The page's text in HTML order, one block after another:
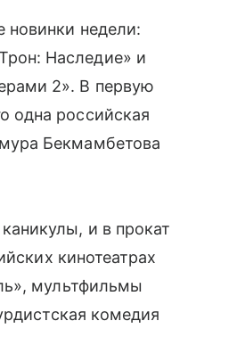
новинки недели:
Наследие» и
2». В первую
одна российская
Бекмамбетова
и в прокат
кинотеатрах
мультфильмы
комедия